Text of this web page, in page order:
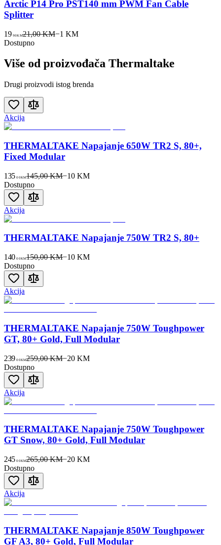
Arctic P14 Pro PST140 mm PWM Fan Cable
Splitter
19 90KM21,00 KM−1 KM
Dostupno
Više od proizvođača Thermaltake
Drugi proizvodi istog brenda
Akcija
THERMALTAKE Napajanje 650W TR2 S, 80+,
Fixed Modular
135 00KM145,00 KM−10 KM
Dostupno
Akcija
THERMALTAKE Napajanje 750W TR2 S, 80+
140 00KM150,00 KM−10 KM
Dostupno
Akcija
THERMALTAKE Napajanje 750W Toughpower
GT, 80+ Gold, Full Modular
239 00KM259,00 KM−20 KM
Dostupno
Akcija
THERMALTAKE Napajanje 750W Toughpower
GT Snow, 80+ Gold, Full Modular
245 00KM265,00 KM−20 KM
Dostupno
Akcija
THERMALTAKE Napajanje 850W Toughpower
GF A3, 80+ Gold, Full Modular